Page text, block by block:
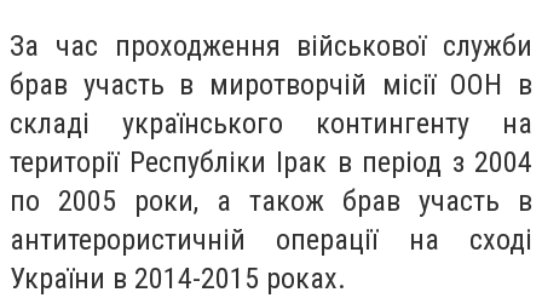
За час проходження військової служби
брав участь в миротворчій місії ООН в
складі українського контингенту на
території Республіки Ірак в період з 2004
по 2005 роки, а також брав участь в
антитерористичній операції на сході
України в 2014-2015 роках.